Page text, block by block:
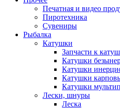
Печатная и видео
Пиротехника
Сувениры
Рыбалка
Катушки
Запчасти к
Катушки
Катушки
Катушки
Катушки
Лески, шнуры
Леска